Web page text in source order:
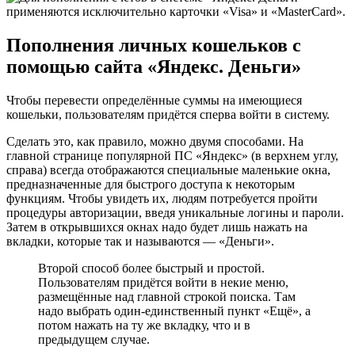
Пополнения личных кошельков с
помощью сайта «Яндекс. Деньги»
Чтобы перевести определённые суммы на имеющиеся
кошельки, пользователям придётся сперва войти в систему.
Сделать это, как правило, можно двумя способами. На
главной странице популярной ПС «Яндекс» (в верхнем углу,
справа) всегда отображаются специальные маленькие окна,
предназначенные для быстрого доступа к некоторым
функциям. Чтобы увидеть их, людям потребуется пройти
процедуры авторизации, введя уникальные логины и пароли.
Затем в открывшихся окнах надо будет лишь нажать на
вкладки, которые так и называются — «Деньги».
Второй способ более быстрый и простой.
Пользователям придётся войти в некие меню,
размещённые над главной строкой поиска. Там
надо выбрать один-единственный пункт «Ещё», а
потом нажать на ту же вкладку, что и в
предыдущем случае.